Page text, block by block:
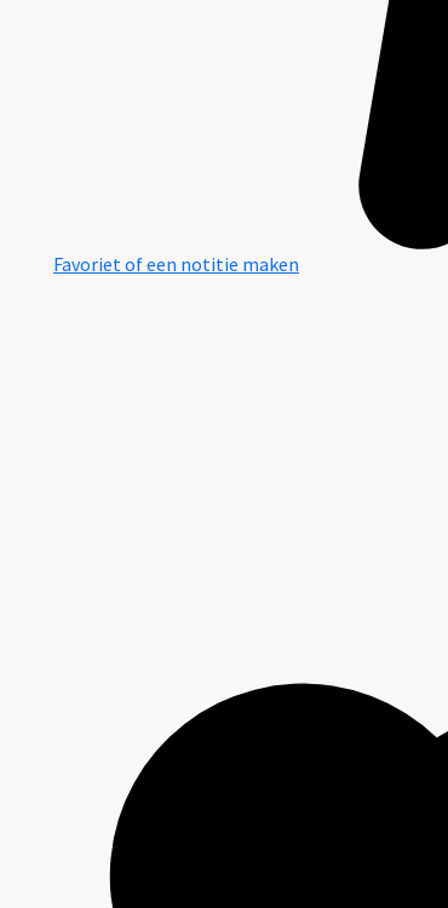
Favoriet of een notitie maken